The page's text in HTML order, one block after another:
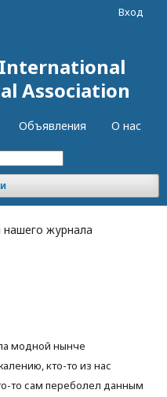
Association
Объявления О нас
Вход
нашего журнала
модной нынче
кто-то из нас
то сам переболел данным